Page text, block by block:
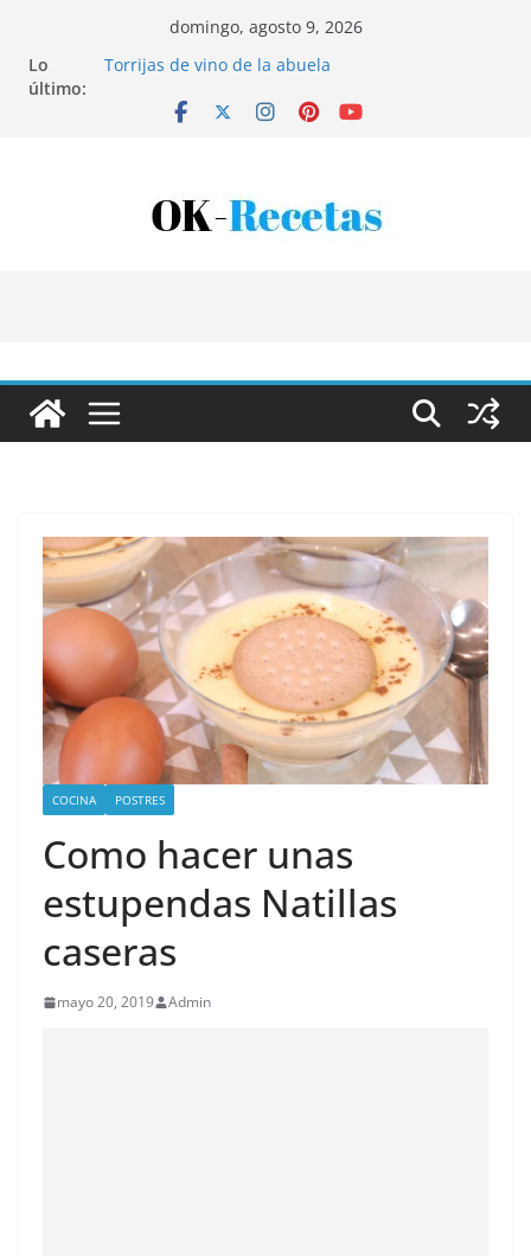
contenido
domingo, agosto 9, 2026
Lo
último:
Torrijas de vino de la abuela
Bandeja de pescaíto frito
COCINA POSTRES
Como hacer unas
estupendas Natillas
caseras
mayo 20, 2019 Admin